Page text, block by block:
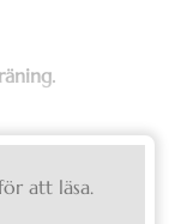
att läsa.